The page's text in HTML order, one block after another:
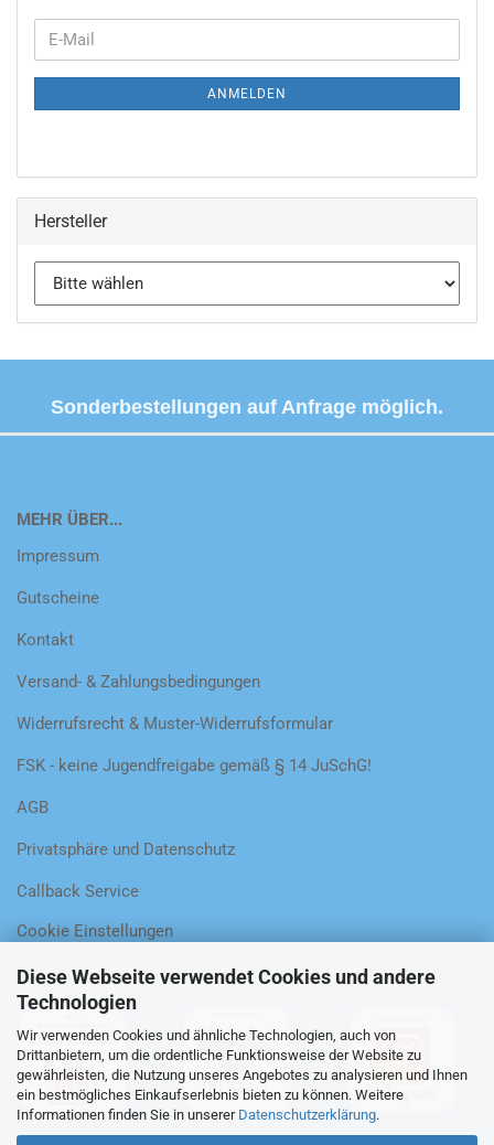
Diese Webseite verwendet Cookies und andere
Technologien
Wir verwenden Cookies und ähnliche Technologien, auch von
Drittanbietern, um die ordentliche Funktionsweise der Website zu
gewährleisten, die Nutzung unseres Angebotes zu analysieren und Ihnen
ein bestmögliches Einkaufserlebnis bieten zu können. Weitere
Informationen finden Sie in unserer Datenschutzerklärung.
WEITER
ZUR
NEWSLETTER-
E-
Mail
ANMELDEN
Hersteller
Sonderbestellungen auf Anfrage möglich.
MEHR ÜBER...
Impressum
Gutscheine
Kontakt
Versand- & Zahlungsbedingungen
Widerrufsrecht & Muster-Widerrufsformular
FSK - keine Jugendfreigabe gemäß § 14 JuSchG!
AGB
Privatsphäre und Datenschutz
Callback Service
Cookie Einstellungen